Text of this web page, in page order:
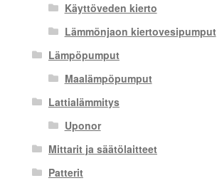
Käyttöveden kierto
Lämmönjaon kiertovesipumput
Lämpöpumput
Maalämpöpumput
Lattialämmitys
Uponor
Mittarit ja säätölaitteet
Patterit